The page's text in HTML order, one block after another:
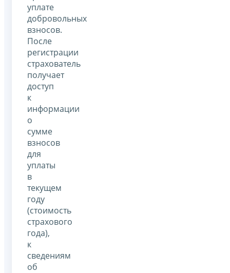
уплате
добровольных
взносов.
После
регистрации
страхователь
получает
доступ
к
информации
о
сумме
взносов
для
уплаты
в
текущем
году
(стоимость
страхового
года),
к
сведениям
об